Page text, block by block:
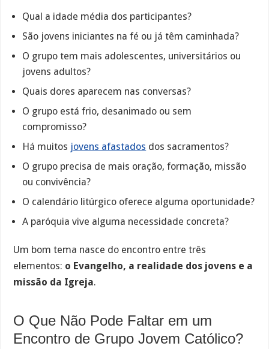
Qual a idade média dos participantes?
São jovens iniciantes na fé ou já têm caminhada?
O grupo tem mais adolescentes, universitários ou
jovens adultos?
Quais dores aparecem nas conversas?
O grupo está frio, desanimado ou sem
compromisso?
Há muitos jovens afastados dos sacramentos?
O grupo precisa de mais oração, formação, missão
ou convivência?
O calendário litúrgico oferece alguma oportunidade?
A paróquia vive alguma necessidade concreta?
Um bom tema nasce do encontro entre três
elementos: o Evangelho, a realidade dos jovens e a
missão da Igreja.
O Que Não Pode Faltar em um
Encontro de Grupo Jovem Católico?